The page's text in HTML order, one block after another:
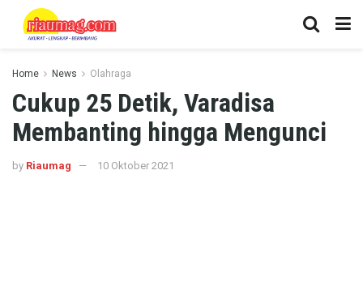
Home News Olahraga
Cukup 25 Detik, Varadisa
Membanting hingga Mengunci
by Riaumag 10 Oktober 2021